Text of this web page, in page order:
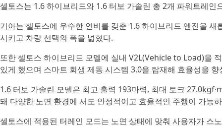
셀토스는 1.6 하이브리드와 1.6 터보 가솔린 총 2개 파워트레인
기아는 셀토스에 우수한 연비를 갖춘 1.6 하이브리드 엔진을
시키고 차량 선택의 폭을 넓혔다.
또한 셀토스 하이브리드 모델에 실내 V2L(Vehicle to Load)을
있게 했으며 스마트 회생 제동 시스템 3.0을 탑재해 효율성을 향
1.6 터보 가솔린 모델은 최고 출력 193마력, 최대 토크
돼 다양한 노면 환경에 서도 안정적이고 효율적인 주행이 가능
셀토스에 적용된 터레인 모드는 노면 상태에 맞춰 사용자가 스